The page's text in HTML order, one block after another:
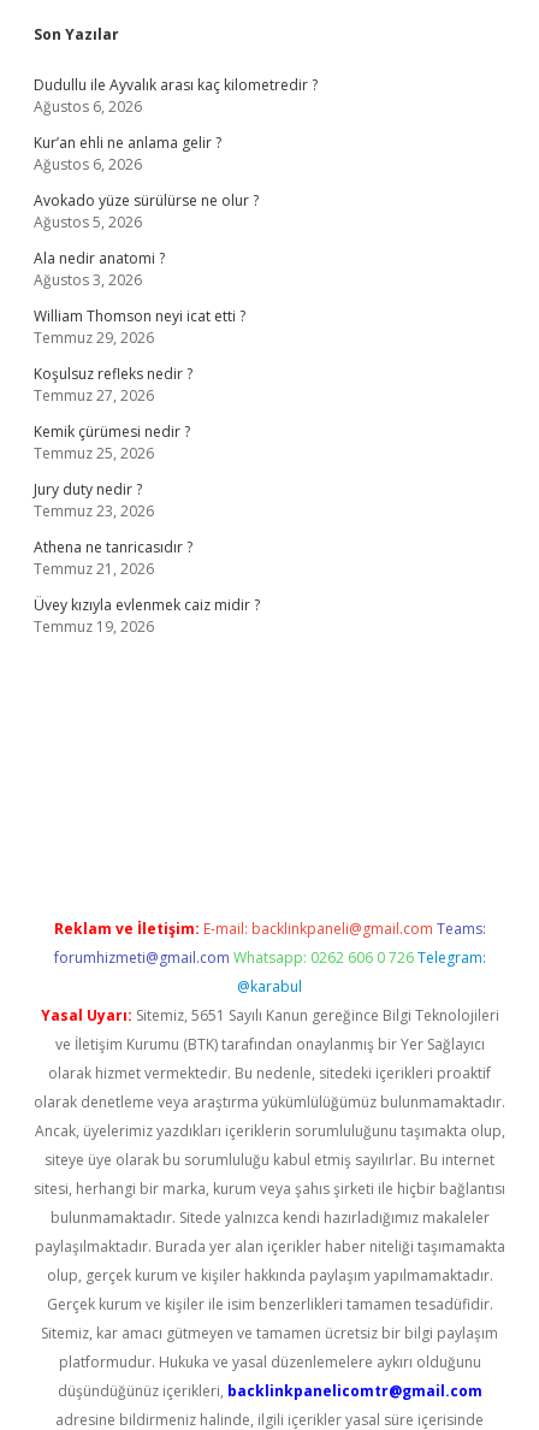
Son Yazılar
Dudullu ile Ayvalık arası kaç kilometredir ?
Ağustos 6, 2026
Kur’an ehli ne anlama gelir ?
Ağustos 6, 2026
Avokado yüze sürülürse ne olur ?
Ağustos 5, 2026
Ala nedir anatomi ?
Ağustos 3, 2026
William Thomson neyi icat etti ?
Temmuz 29, 2026
Koşulsuz refleks nedir ?
Temmuz 27, 2026
Kemik çürümesi nedir ?
Temmuz 25, 2026
Jury duty nedir ?
Temmuz 23, 2026
Athena ne tanricasıdır ?
Temmuz 21, 2026
Üvey kızıyla evlenmek caiz midir ?
Temmuz 19, 2026
Reklam ve İletişim: E-mail: backlinkpaneli@gmail.com Teams:
forumhizmeti@gmail.com Whatsapp: 0262 606 0 726 Telegram:
@karabul
Yasal Uyarı: Sitemiz, 5651 Sayılı Kanun gereğince Bilgi Teknolojileri
ve İletişim Kurumu (BTK) tarafından onaylanmış bir Yer Sağlayıcı
olarak hizmet vermektedir. Bu nedenle, sitedeki içerikleri proaktif
olarak denetleme veya araştırma yükümlülüğümüz bulunmamaktadır.
Ancak, üyelerimiz yazdıkları içeriklerin sorumluluğunu taşımakta olup,
siteye üye olarak bu sorumluluğu kabul etmiş sayılırlar. Bu internet
sitesi, herhangi bir marka, kurum veya şahıs şirketi ile hiçbir bağlantısı
bulunmamaktadır. Sitede yalnızca kendi hazırladığımız makaleler
paylaşılmaktadır. Burada yer alan içerikler haber niteliği taşımamakta
olup, gerçek kurum ve kişiler hakkında paylaşım yapılmamaktadır.
Gerçek kurum ve kişiler ile isim benzerlikleri tamamen tesadüfidir.
Sitemiz, kar amacı gütmeyen ve tamamen ücretsiz bir bilgi paylaşım
platformudur. Hukuka ve yasal düzenlemelere aykırı olduğunu
düşündüğünüz içerikleri, backlinkpanelicomtr@gmail.com
adresine bildirmeniz halinde, ilgili içerikler yasal süre içerisinde